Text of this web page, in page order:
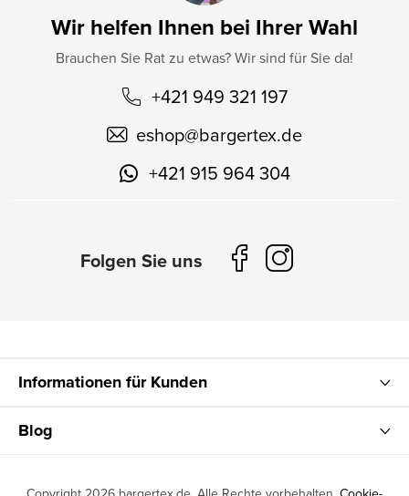
Wir helfen Ihnen bei Ihrer Wahl
Brauchen Sie Rat zu etwas? Wir sind für Sie da!
+421 949 321 197
eshop@bargertex.de
+421 915 964 304
Informationen für Kunden
Blog